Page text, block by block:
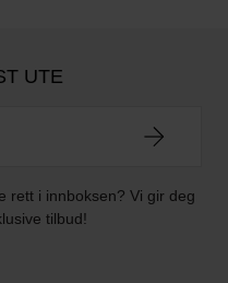
UTE
rett i innboksen? Vi gir deg
tilbud!